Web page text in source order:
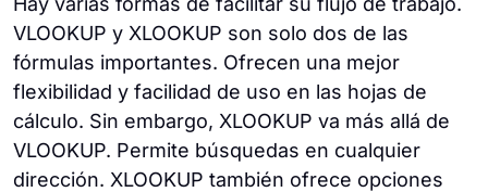
VLOOKUP y XLOOKUP son solo dos de las
fórmulas importantes. Ofrecen una mejor
flexibilidad y facilidad de uso en las hojas de
cálculo. Sin embargo, XLOOKUP va más allá de
VLOOKUP. Permite búsquedas en cualquier
dirección. XLOOKUP también ofrece opciones